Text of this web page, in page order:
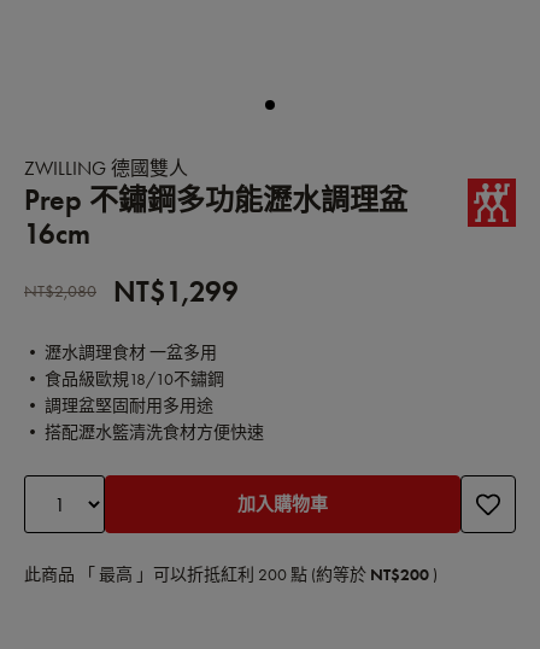
ZWILLING 德國雙人
Prep 不鏽鋼多功能瀝水調理盆
16cm
NT$2,080 NT$1,299
• 瀝水調理食材 一盆多用
• 食品級歐規18/10不鏽鋼
• 調理盆堅固耐用多用途
• 搭配瀝水籃清洗食材方便快速
加入購物車
此商品 「 最高 」可以折抵紅利 200點 (約等於 NT$200 )